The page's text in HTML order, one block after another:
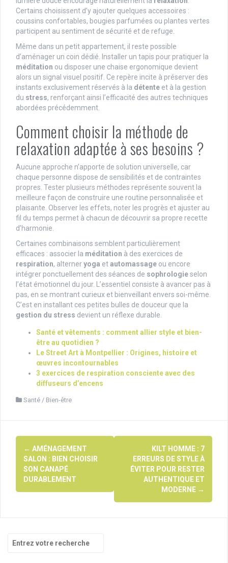
Certains choisissent d’y ajouter quelques accessoires :
coussins confortables, bougies parfumées ou plantes vertes
participent au sentiment de sécurité et de refuge.
Même dans un petit appartement, il reste possible
d’aménager un coin dédié. Installer un tapis pour pratiquer la
méditation ou disposer une chaise ergonomique devient
alors un signal visuel positif. Ce repère incite à préserver des
instants exclusivement réservés à la détente et à la gestion
du stress, renforçant ainsi l’efficacité des autres techniques
abordées précédemment.
Comment choisir la méthode de
relaxation adaptée à ses besoins ?
Aucune approche n’apporte de solution universelle, car
chaque personne dispose de sensibilités et de contraintes
propres. Tester plusieurs méthodes représente souvent la
meilleure façon de construire une routine personnalisée et
plaisante. Observer les effets, noter les progrès et ajuster au
fil du temps permet à chacun de découvrir sa propre recette
d’harmonie.
Certaines combinaisons semblent particulièrement
efficaces : associer la méditation à des exercices de
respiration, alterneryoga etautomassage ou encore
intégrer ponctuellement des séances de sophrologieselon
l’état émotionnel du jour. L’essentiel consiste à avancer pas à
pas, en se montrant curieux et bienveillant envers soi-même.
C’est en installant ces petites bulles de douceur que la
gestion du stress devient un réflexe durable.
Santé et vêtements : comment allier style et bien-
être au quotidien ?
Le Street Art à Montpellier : Origines, histoire et
œuvres incontournables
3 exercices de respiration consciente avec des
diffuseurs d’encens
Santé / Bien-être
Navigation
d'article
← AMÉNAGEMENT
SALON : BIEN CHOISIR
SON CANAPÉ
DURABLEMENT
KILT HOMME : 7
ERREURS DE STYLE À
ÉVITER POUR RESTER
AUTHENTIQUE ET
MODERNE →
pour